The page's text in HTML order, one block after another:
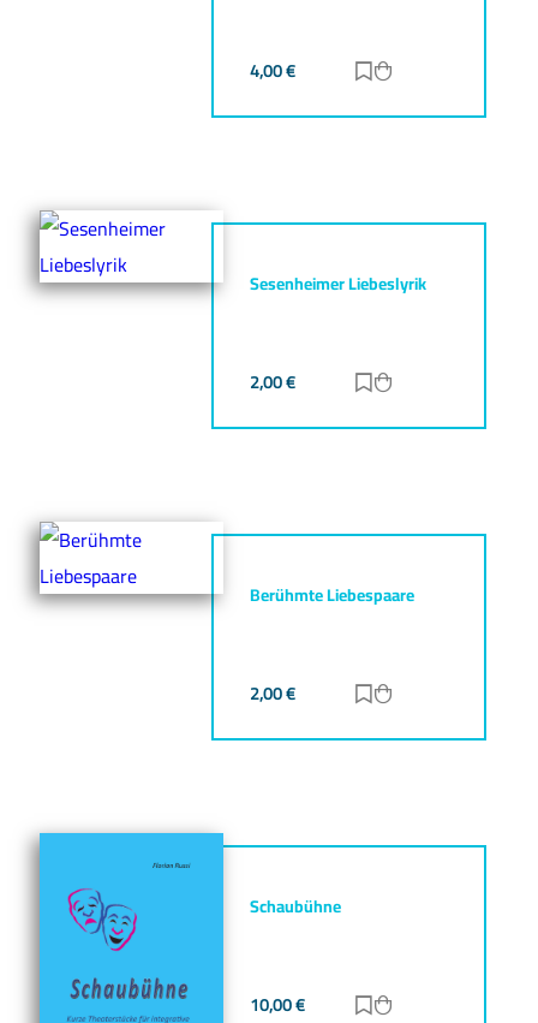
4,00€ Zur Merkliste
Sesenheimer Liebeslyrik
2,00€ Zur Merkliste
Berühmte Liebespaare
2,00€ Zur Merkliste
Schaubühne
10,00€ Zur Merkliste